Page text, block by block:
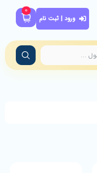
ورود | ثبت نام
0